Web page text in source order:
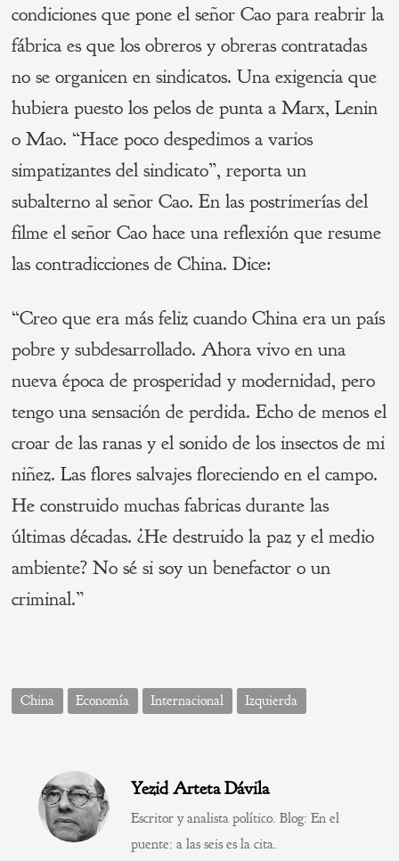
condiciones que pone el señor Cao para reabrir la
fábrica es que los obreros y obreras contratadas
no se organicen en sindicatos. Una exigencia que
hubiera puesto los pelos de punta a Marx, Lenin
o Mao. “Hace poco despedimos a varios
simpatizantes del sindicato”, reporta un
subalterno al señor Cao. En las postrimerías del
filme el señor Cao hace una reflexión que resume
las contradicciones de China. Dice:
“Creo que era más feliz cuando China era un país
pobre y subdesarrollado. Ahora vivo en una
nueva época de prosperidad y modernidad, pero
tengo una sensación de perdida. Echo de menos el
croar de las ranas y el sonido de los insectos de mi
niñez. Las flores salvajes floreciendo en el campo.
He construido muchas fabricas durante las
últimas décadas. ¿He destruido la paz y el medio
ambiente? No sé si soy un benefactor o un
criminal.”
China Economía Internacional Izquierda
Yezid Arteta Dávila
Escritor y analista político. Blog: En el
puente: a las seis es la cita.